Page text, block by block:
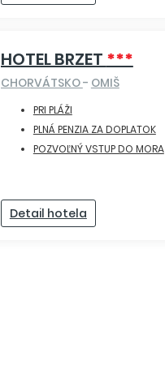
HOTEL BRZET ***
CHORVÁTSKO- OMIŠ
PRI PLÁŽI
PLNÁ PENZIA ZA DOPLATOK
POZVOĽNÝ VSTUP DO MORA
Detail hotela